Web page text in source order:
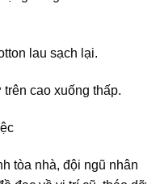
lau sạch lại.
cao xuống thấp.
tòa nhà, đội ngũ nhân